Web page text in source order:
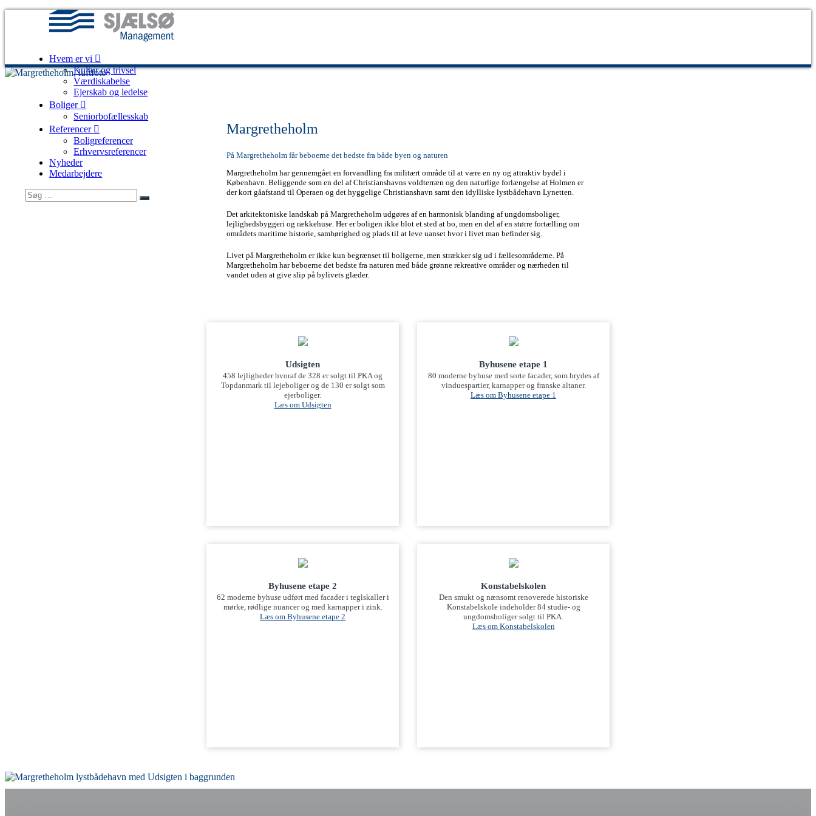
Sjælsø
Management
Udvikling
og
byggestyring
ejendomsprojekter
Hvem er vi
Kultur og trivsel
Værdiskabelse
Ejerskab og ledelse
Boliger
Seniorbofællesskab
Referencer
Boligreferencer
Erhvervsreferencer
Nyheder
Medarbejdere
Søg
efter:
Søg
Margretheholm
På Margretheholm får beboerne det bedste fra både byen og naturen
Margretheholm har gennemgået en forvandling fra militært område til at være en ny og attraktiv bydel i
København. Beliggende som en del af Christianshavns voldterræn og den naturlige forlængelse af Holmen er
der kort gåafstand til Operaen og det hyggelige Christianshavn samt den idylliske lystbådehavn Lynetten.
Det arkitektoniske landskab på Margretheholm udgøres af en harmonisk blanding af ungdomsboliger,
lejlighedsbyggeri og rækkehuse. Her er boligen ikke blot et sted at bo, men en del af en større fortælling om
områdets maritime historie, samhørighed og plads til at leve uanset hvor i livet man befinder sig.
Livet på Margretheholm er ikke kun begrænset til boligerne, men strækker sig ud i fællesområderne. På
Margretheholm har beboerne det bedste fra naturen med både grønne rekreative områder og nærheden til
vandet uden at give slip på bylivets glæder.
Udsigten
458 lejligheder hvoraf de 328 er solgt til PKA og
Topdanmark til lejeboliger og de 130 er solgt som
ejerboliger.
Læs om Udsigten
Byhusene etape 1
80 moderne byhuse med sorte facader, som brydes af
vinduespartier, karnapper og franske altaner.
Læs om Byhusene etape 1
Byhusene etape 2
62 moderne byhuse udført med facader i teglskaller i
mørke, rødlige nuancer og med karnapper i zink.
Læs om Byhusene etape 2
Konstabelskolen
Den smukt og nænsomt renoverede historiske
Konstabelskole indeholder 84 studie- og
ungdomsboliger solgt til PKA.
Læs om Konstabelskolen